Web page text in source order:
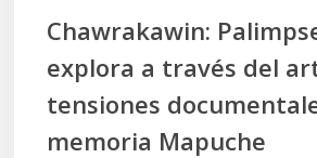
memoria
Mapuche
Chawrakawin:
explora a través del
tensiones
memoria Mapuche